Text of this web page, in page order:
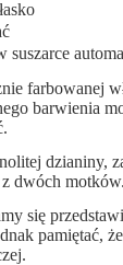
suszarce
farbowanej
barwienia
dzianiny,
dwóch motków.
się
pamiętać,